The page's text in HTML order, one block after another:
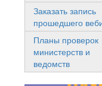
Заказать запись
прошедшего
Планы проверок
министерств и
ведомств